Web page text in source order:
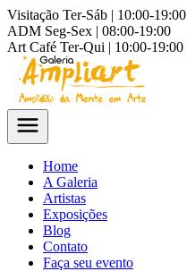
Visitação Ter-Sáb | 10:00-19:00
ADM Seg-Sex | 08:00-19:00
Art Café Ter-Qui | 10:00-19:00
Home
A Galeria
Artistas
Exposições
Blog
Contato
Faça seu evento